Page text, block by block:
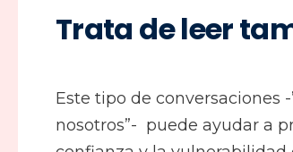
Trata de leer
Este tipo de conversaciones
nosotros”- puede ayudar a